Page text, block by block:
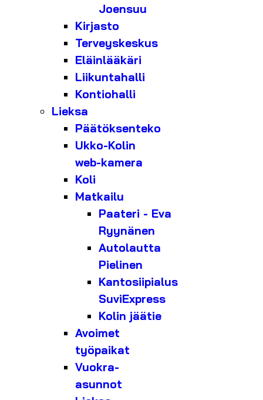
Joensuu
Kirjasto
Terveyskeskus
Eläinlääkäri
Liikuntahalli
Kontiohalli
Lieksa
Päätöksenteko
Ukko-Kolin
web-kamera
Koli
Matkailu
Paateri - Eva
Ryynänen
Autolautta
Pielinen
Kantosiipialus
SuviExpress
Kolin jäätie
Avoimet
työpaikat
Vuokra-
asunnot